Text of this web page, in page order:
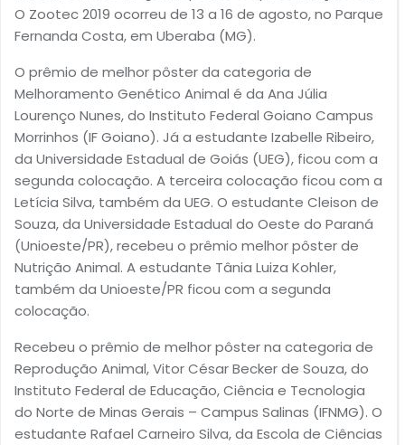
O Zootec 2019 ocorreu de 13 a 16 de agosto, no Parque
Fernanda Costa, em Uberaba (MG).
O prêmio de melhor pôster da categoria de
Melhoramento Genético Animal é da Ana Júlia
Lourenço Nunes, do Instituto Federal Goiano Campus
Morrinhos (IF Goiano). Já a estudante Izabelle Ribeiro,
da Universidade Estadual de Goiás (UEG), ficou com a
segunda colocação. A terceira colocação ficou com a
Letícia Silva, também da UEG. O estudante Cleison de
Souza, da Universidade Estadual do Oeste do Paraná
(Unioeste/PR), recebeu o prêmio melhor pôster de
Nutrição Animal. A estudante Tânia Luiza Kohler,
também da Unioeste/PR ficou com a segunda
colocação.
Recebeu o prêmio de melhor pôster na categoria de
Reprodução Animal, Vitor César Becker de Souza, do
Instituto Federal de Educação, Ciência e Tecnologia
do Norte de Minas Gerais – Campus Salinas (IFNMG). O
estudante Rafael Carneiro Silva, da Escola de Ciências